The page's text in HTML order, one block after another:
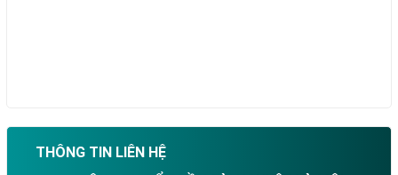
THÔNG TIN LIÊN HỆ